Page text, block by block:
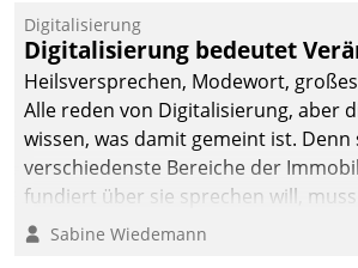
Digitalisierung
Digitalisierung bedeutet
Heilsversprechen, Modewort,
Alle reden von Digitalisierung, aber
wissen, was damit gemeint ist.
verschiedenste Bereiche der
fundiert über sie sprechen will,
klären. Ein Aspekt ist die betriebliche
Sabine Wiedemann